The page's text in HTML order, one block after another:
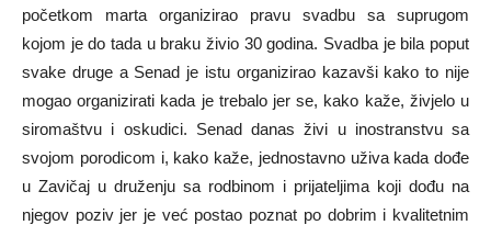
početkom marta organizirao pravu svadbu sa suprugom
kojom je do tada u braku živio 30 godina. Svadba je bila poput
svake druge a Senad je istu organizirao kazavši kako to nije
mogao organizirati kada je trebalo jer se, kako kaže, živjelo u
siromaštvu i oskudici. Senad danas živi u inostranstvu sa
svojom porodicom i, kako kaže, jednostavno uživa kada dođe
u Zavičaj u druženju sa rodbinom i prijateljima koji dođu na
njegov poziv jer je već postao poznat po dobrim i kvalitetnim